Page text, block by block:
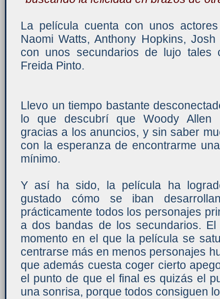
La película cuenta con unos
Naomi Watts, Anthony Hopkins,
con unos secundarios de lujo tales
Freida Pinto.
Llevo un tiempo bastante
lo que descubrí que Woody Allen
gracias a los anuncios, y sin saber
con la esperanza de encontrarme
mínimo.
Y así ha sido, la película ha
gustado cómo se iban
prácticamente todos los personajes
a dos bandas de los secundarios.
momento en el que la película se
centrarse más en menos personajes
que además cuesta coger cierto
el punto de que el final es quizás el
una sonrisa, porque todos consiguen